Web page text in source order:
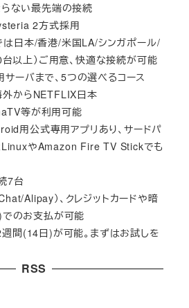
ない最先端の接続
2方式採用
は日本/香港/米国LA/シンガポール/
以上）ご用意、快適な接続が可能
ーバまで、5つの選べるコース
外からNETFLIX日本
等が利用可能
用公式専用アプリあり、サードパ
LinuxやAmazon Fire TV Stickでも
7台
Alipay）、クレジットカードや暗
のお支払が可能
間(14日)が可能。まずはお試しを
RSS